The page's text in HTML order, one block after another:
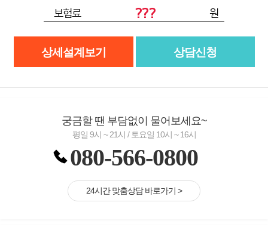
보험료 ??? 원
상세설계보기 상담신청
궁금할 땐 부담없이 물어보세요~
평일 9시 ~ 21시 / 토요일 10시 ~ 16시
080-566-0800
24시간 맞춤상담 바로가기 >